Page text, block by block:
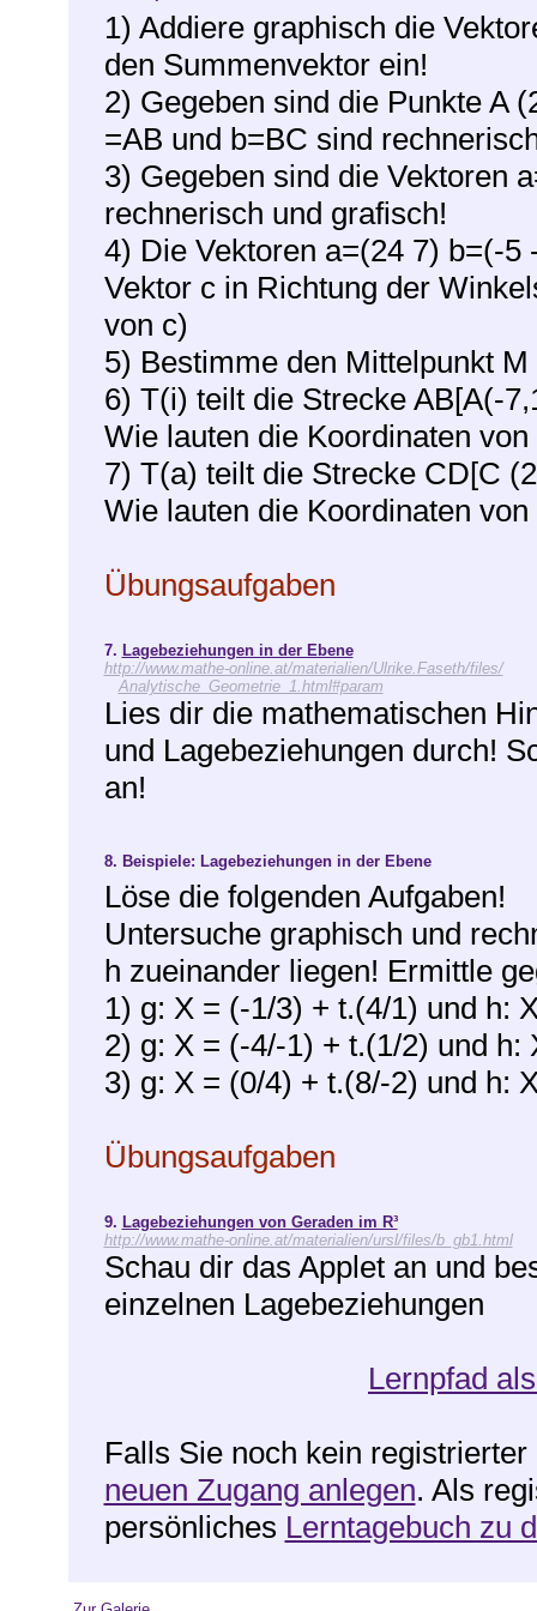
1) Addiere graphisch die
den Summenvektor ein!
2) Gegeben sind die Punkte A
=AB und b=BC sind
3) Gegeben sind die Vektoren
rechnerisch und grafisch!
4) Die Vektoren a=(24 7) b=(-5
Vektor c in Richtung der
von c)
5) Bestimme den Mittelpunkt
6) T(i) teilt die Strecke AB[A(-
Wie lauten die Koordinaten
7) T(a) teilt die Strecke CD[C
Wie lauten die Koordinaten
Übungsaufgaben
7. Lagebeziehungen in der Ebene
http://www.mathe-online.at/materialien/Ulrike.Faseth/files/
Analytische_Geometrie_1.html#param
Lies dir die mathematischen
und Lagebeziehungen durch!
an!
8. Beispiele: Lagebeziehungen in der Ebene
Löse die folgenden Aufgaben!
Untersuche graphisch und
h zueinander liegen! Ermittle
1) g: X = (-1/3) + t.(4/1) und h:
2) g: X = (-4/-1) + t.(1/2) und h:
3) g: X = (0/4) + t.(8/-2) und h:
Übungsaufgaben
9. Lagebeziehungen von Geraden im R³
http://www.mathe-online.at/materialien/ursl/files/b_gb1.html
Schau dir das Applet an und
einzelnen Lagebeziehungen
Lernpfad
Falls Sie noch kein
neuen Zugang anlegen. Als
persönliches Lerntagebuch zu